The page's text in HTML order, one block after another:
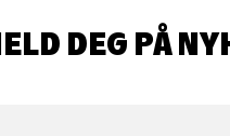
DEG PÅ